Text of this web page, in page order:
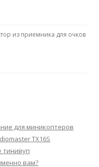
из приемника для очков
для миникоптеров
TX16S
тинивуп
вам?